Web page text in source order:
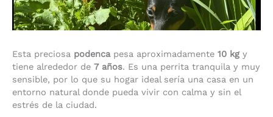
Esta preciosa podencapesa aproximadamente 10 kgy
tiene alrededor de 7 años. Es una perrita tranquila y muy
sensible, por lo que su hogar ideal sería una casa en un
entorno natural donde pueda vivir con calma y sin el
estrés de la ciudad.